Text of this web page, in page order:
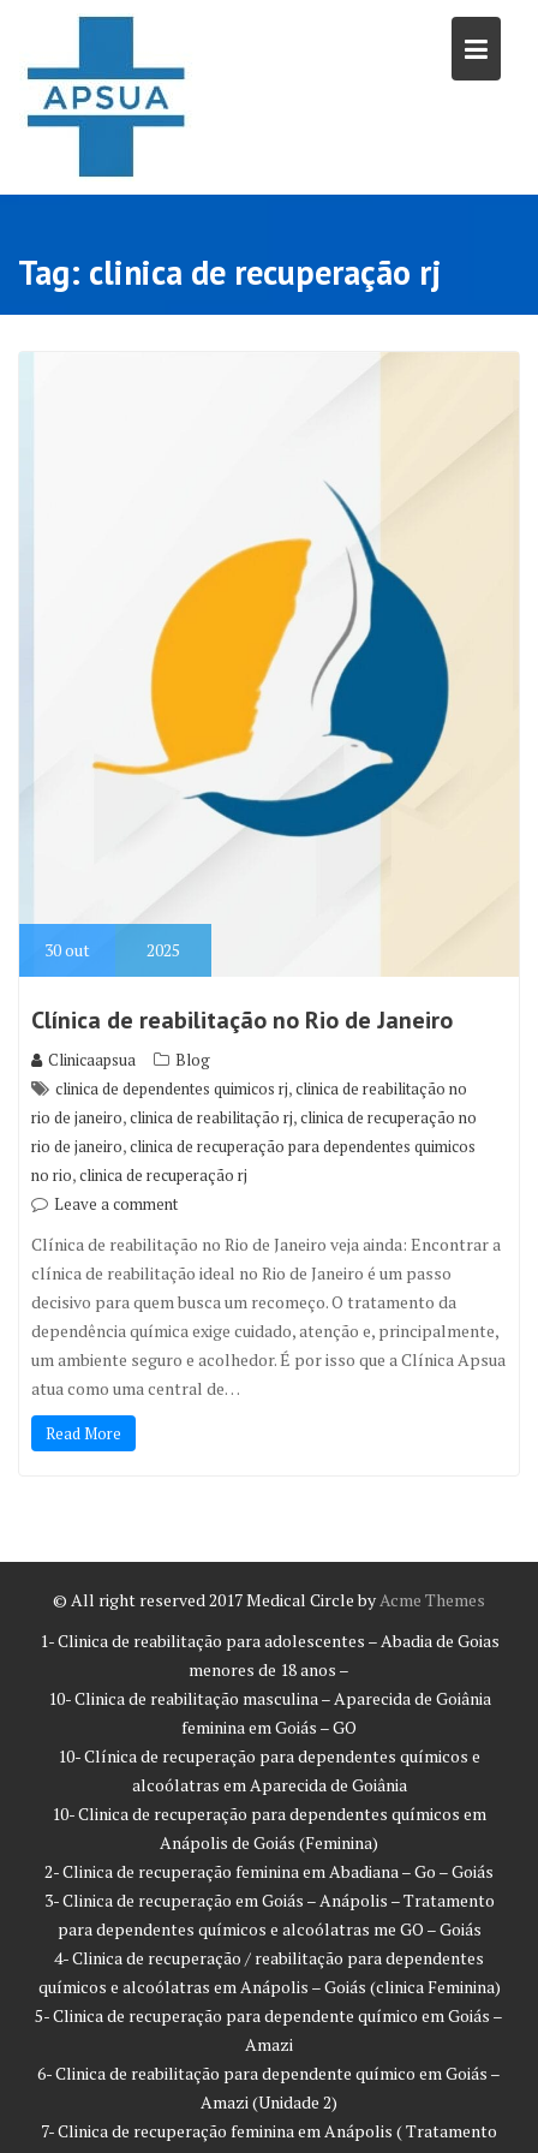
content
Tag: clinica de recuperação rj
30out 2025
Clínica de reabilitação no Rio de Janeiro
Clinicaapsua
Blog
clinica de dependentes quimicos rj,clinica de reabilitação no
rio de janeiro,clinica de reabilitação rj,clinica de recuperação no
rio de janeiro,clinica de recuperação para dependentes quimicos
no rio,clinica de recuperação rj
Leave a comment
Clínica de reabilitação no Rio de Janeiro veja ainda: Encontrar a
clínica de reabilitação ideal no Rio de Janeiro é um passo
decisivo para quem busca um recomeço. O tratamento da
dependência química exige cuidado, atenção e, principalmente,
um ambiente seguro e acolhedor. É por isso que a Clínica Apsua
atua como uma central de…
Read More
© All right reserved 2017Medical Circle byAcme Themes
1- Clinica de reabilitação para adolescentes – Abadia de Goias
menores de 18 anos –
10- Clinica de reabilitação masculina – Aparecida de Goiânia
feminina em Goiás – GO
10- Clínica de recuperação para dependentes químicos e
alcoólatras em Aparecida de Goiânia
10- Clinica de recuperação para dependentes químicos em
Anápolis de Goiás (Feminina)
2- Clinica de recuperação feminina em Abadiana – Go – Goiás
3- Clinica de recuperação em Goiás – Anápolis – Tratamento
para dependentes químicos e alcoólatras me GO – Goiás
4- Clinica de recuperação / reabilitação para dependentes
químicos e alcoólatras em Anápolis – Goiás (clinica Feminina)
5- Clinica de recuperação para dependente químico em Goiás –
Amazi
6- Clinica de reabilitação para dependente químico em Goiás –
Amazi (Unidade 2)
7- Clinica de recuperação feminina em Anápolis ( Tratamento